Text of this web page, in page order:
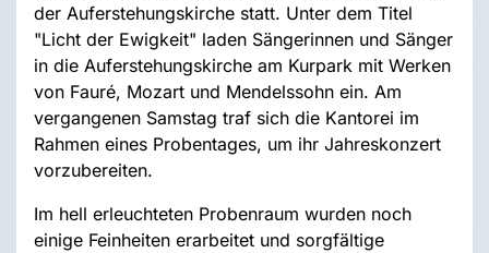
der Auferstehungskirche statt. Unter dem Titel
"Licht der Ewigkeit" laden Sängerinnen und Sänger
in die Auferstehungskirche am Kurpark mit Werken
von Fauré, Mozart und Mendelssohn ein. Am
vergangenen Samstag traf sich die Kantorei im
Rahmen eines Probentages, um ihr Jahreskonzert
vorzubereiten.
Im hell erleuchteten Probenraum wurden noch
einige Feinheiten erarbeitet und sorgfältige